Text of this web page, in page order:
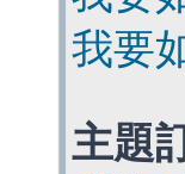
我要
主題